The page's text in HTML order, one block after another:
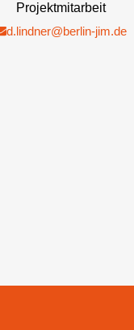
Projektmitarbeit
d.lindner@berlin-jim.de​